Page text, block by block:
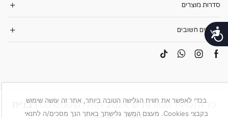
נגישות
סדרות מוצרים
קישורים חשובים
כל הזכויות שמורות © 2024 לפולו קוסמטיקס |
בנייתבכדי לאפשר את חווית הגלישה הטובה ביותר, אתר זה עושה שימוש
בקבצי Cookies. מעצם המשך גלישתך באתר הנך מסכים/ה לתנאי